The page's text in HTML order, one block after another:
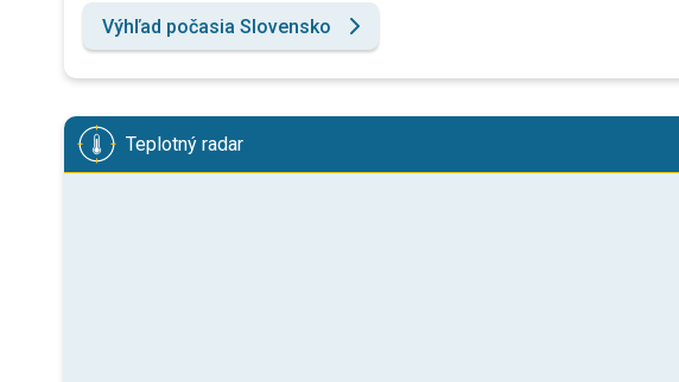
Výhľad počasia Slovensko
Teplotný radar